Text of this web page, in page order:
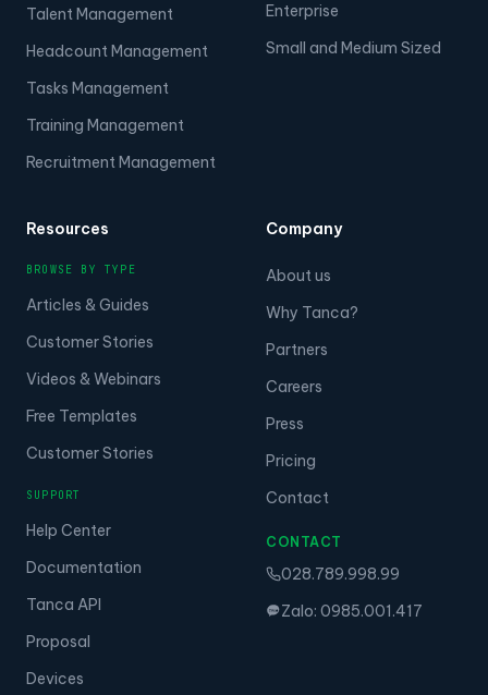
Talent Management
Headcount Management
Tasks Management
Training Management
Recruitment Management
Enterprise
Small and Medium Sized
Resources
BROWSE BY TYPE
Articles & Guides
Customer Stories
Videos & Webinars
Free Templates
Customer Stories
SUPPORT
Help Center
Documentation
Tanca API
Proposal
Devices
Company
About us
Why Tanca?
Partners
Careers
Press
Pricing
Contact
CONTACT
028.789.998.99
Zalo: 0985.001.417